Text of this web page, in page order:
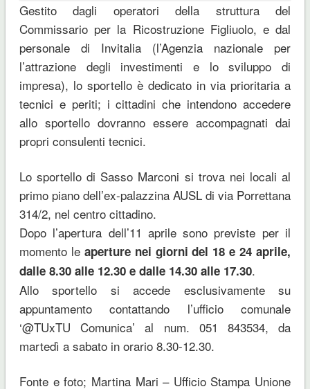
Gestito dagli operatori della struttura del
Commissario per la Ricostruzione Figliuolo, e dal
personale di Invitalia (l’Agenzia nazionale per
l’attrazione degli investimenti e lo sviluppo di
impresa), lo sportello è dedicato in via prioritaria a
tecnici e periti; i cittadini che intendono accedere
allo sportello dovranno essere accompagnati dai
propri consulenti tecnici.
Lo sportello di Sasso Marconi si trova nei locali al
primo piano dell’ex-palazzina AUSL di via Porrettana
314/2, nel centro cittadino.
Dopo l’apertura dell’11 aprile sono previste per il
momento le aperture nei giorni del 18 e 24 aprile,
dalle 8.30 alle 12.30 e dalle 14.30 alle 17.30.
Allo sportello si accede esclusivamente su
appuntamento contattando l’ufficio comunale
‘@TUxTU Comunica’ al num. 051 843534, da
martedì a sabato in orario 8.30-12.30.
Fonte e foto; Martina Mari – Ufficio Stampa Unione